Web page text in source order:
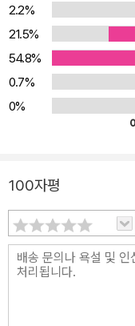
바로 윤이상 할아버지를 설명하는 말이다
이상 할아버지는 어떻게
까? 그 역사를 알기 위해
호흡했으며, 음악에 대
해 왔는지 살펴봐야 한다. 물새 소리, 뱃고동 소리, 찰박찰박 파도
리. 이 책이 들려주는 통
가’라고만 소개하는 것
못한다. 윤이상 할아버지
은 용.’ 윤이상 할아버지의 어머니는 아이를 가졌을 때 훌륭한 인물이
될 거라는 뜻을 가진 용
내 올라가지 못했다고
2.2%
21.5%
54.8%
0.7%
0%
100자평